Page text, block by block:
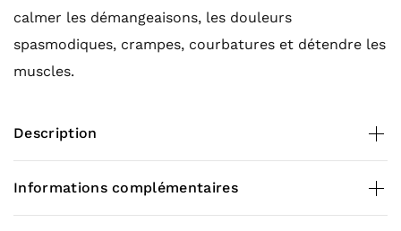
calmer les démangeaisons, les douleurs
spasmodiques, crampes, courbatures et détendre les
muscles.
Description
Contenance
10 ml
Informations complémentaires